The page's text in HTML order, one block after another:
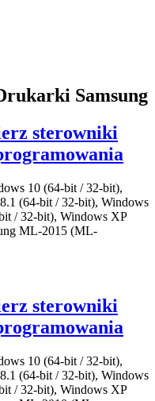
Samsung
sterowniki
10 (64-bit / 32-bit),
(64-bit / 32-bit), Windows
/ 32-bit), Windows XP
ML-2015 (ML-
sterowniki
10 (64-bit / 32-bit),
(64-bit / 32-bit), Windows
/ 32-bit), Windows XP